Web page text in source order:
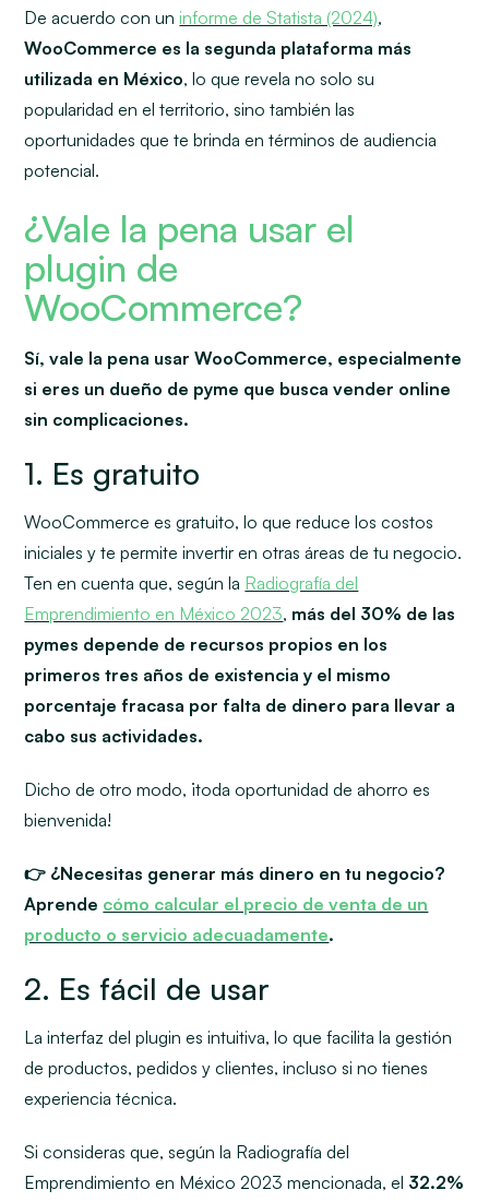
De acuerdo con uninforme de Statista (2024),
WooCommerce es la segunda plataforma más
utilizada en México, lo que revela no solo su
popularidad en el territorio, sino también las
oportunidades que te brinda en términos de audiencia
potencial.
¿Vale la pena usar el
plugin de
WooCommerce?
Sí, vale la pena usar WooCommerce, especialmente
si eres un dueño de pyme que busca vender online
sin complicaciones.
1. Es gratuito
WooCommerce es gratuito, lo que reduce los costos
iniciales y te permite invertir en otras áreas de tu negocio.
Ten en cuenta que, según la Radiografía del
Emprendimiento en México 2023, más del 30% de las
pymes depende de recursos propios en los
primeros tres años de existencia y el mismo
porcentaje fracasa por falta de dinero para llevar a
cabo sus actividades.
Dicho de otro modo, ¡toda oportunidad de ahorro es
bienvenida!
👉 ¿Necesitas generar más dinero en tu negocio?
Aprende cómo calcular el precio de venta de un
producto o servicio adecuadamente.
2. Es fácil de usar
La interfaz del plugin es intuitiva, lo que facilita la gestión
de productos, pedidos y clientes, incluso si no tienes
experiencia técnica.
Si consideras que, según la Radiografía del
Emprendimiento en México 2023 mencionada, el 32.2%